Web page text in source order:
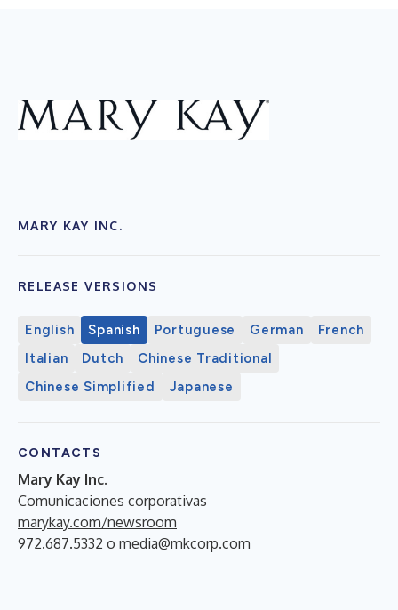
MARY KAY INC.
RELEASE VERSIONS
English Spanish Portuguese German
French
Italian
Dutch
Chinese Traditional
Chinese Simplified
Japanese
CONTACTS
Mary Kay Inc.
Comunicaciones corporativas
marykay.com/newsroom
972.687.5332 o media@mkcorp.com